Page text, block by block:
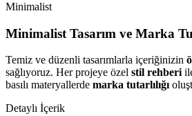
Minimalist
Minimalist Tasarım ve Marka
Temiz ve düzenli tasarımlarla içeriğinizin
sağlıyoruz. Her projeye özel stil rehberi
basılı materyallerde marka tutarlılığı
Detaylı İçerik